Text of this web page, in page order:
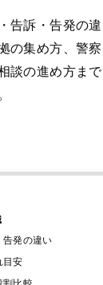
告訴・告発の
の集め方、警
談の進め方ま
告発の違い
目安